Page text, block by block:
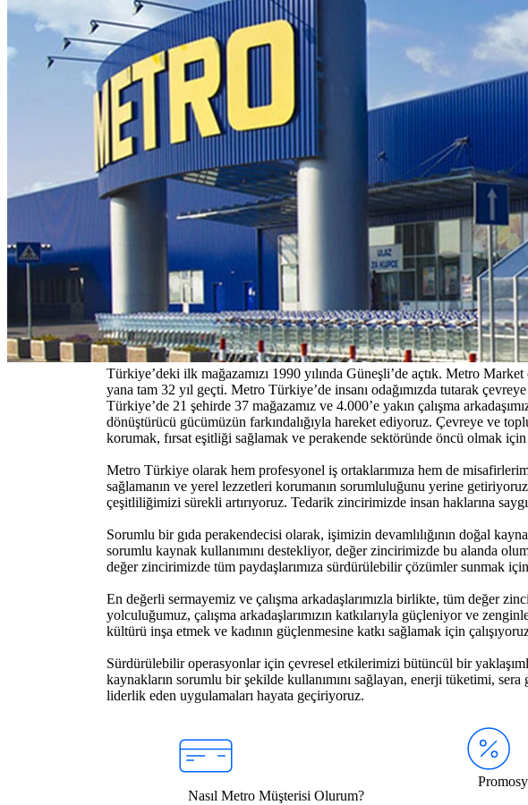
Türkiye’deki ilk mağazamızı 1990 yılında Güneşli’de açtık. Metro
yana tam 32 yıl geçti. Metro Türkiye’de insanı odağımızda tutarak
Türkiye’de 21 şehirde 37 mağazamız ve 4.000’e yakın çalışma
dönüştürücü gücümüzün farkındalığıyla hareket ediyoruz. Çevreye ve
korumak, fırsat eşitliği sağlamak ve perakende sektöründe öncü olmak için
Metro Türkiye olarak hem profesyonel iş ortaklarımıza hem de
sağlamanın ve yerel lezzetleri korumanın sorumluluğunu yerine
çeşitliliğimizi sürekli artırıyoruz. Tedarik zincirimizde insan haklarına
Sorumlu bir gıda perakendecisi olarak, işimizin devamlılığının doğal
sorumlu kaynak kullanımını destekliyor, değer zincirimizde bu alanda
değer zincirimizde tüm paydaşlarımıza sürdürülebilir çözümler sunmak
En değerli sermayemiz ve çalışma arkadaşlarımızla birlikte, tüm değer
yolculuğumuz, çalışma arkadaşlarımızın katkılarıyla güçleniyor ve
kültürü inşa etmek ve kadının güçlenmesine katkı sağlamak için
Sürdürülebilir operasyonlar için çevresel etkilerimizi bütüncül bir
kaynakların sorumlu bir şekilde kullanımını sağlayan, enerji tüketimi,
liderlik eden uygulamaları hayata geçiriyoruz.
Nasıl Metro Müşterisi Olurum?